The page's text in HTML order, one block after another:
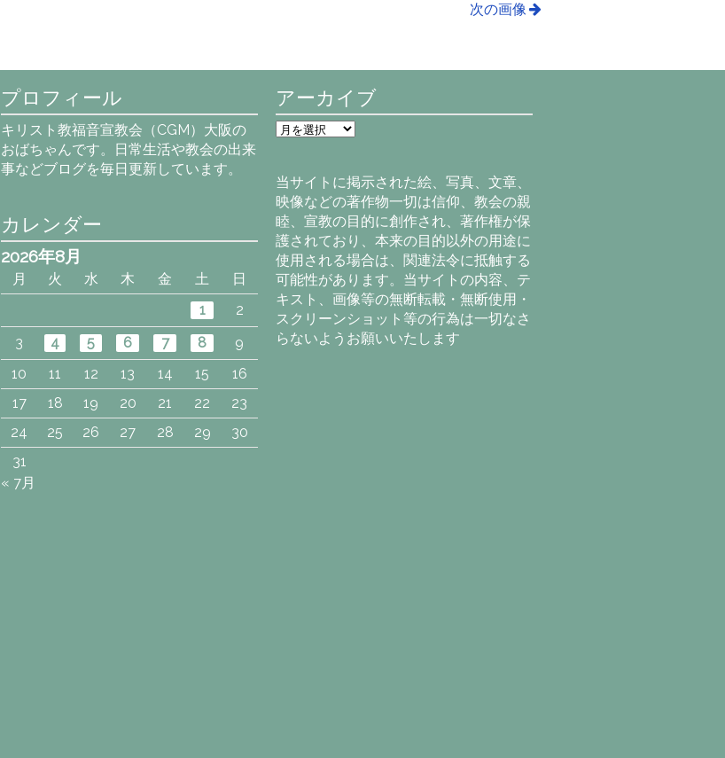
次の画像
プロフィール
キリスト教福音宣教会（CGM）大阪の
おばちゃんです。日常生活や教会の出来
事などブログを毎日更新しています。
アーカイブ
ア
ー
ブ
当サイトに掲示された絵、写真、文章、
映像などの著作物一切は信仰、教会の親
睦、宣教の目的に創作され、著作権が保
護されており、本来の目的以外の用途に
使用される場合は、関連法令に抵触する
可能性があります。当サイトの内容、テ
キスト、画像等の無断転載・無断使用・
スクリーンショット等の行為は一切なさ
らないようお願いいたします
カレンダー
2026年8月
月 火 水 木 金 土
日
1
2
3
4 5 6 7 8
9
10
11 12 13 14 15
16
17
18 19 20 21 22
23
24
25 26 27 28 29
30
31
« 7月